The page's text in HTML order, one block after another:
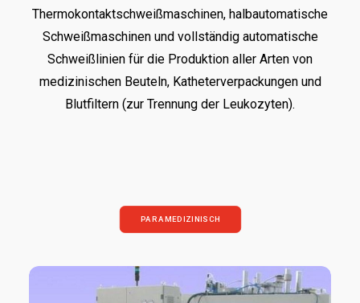
Thermokontaktschweißmaschinen, halbautomatische
Schweißmaschinen und vollständig automatische
Schweißlinien für die Produktion aller Arten von
medizinischen Beuteln, Katheterverpackungen und
Blutfiltern (zur Trennung der Leukozyten).
PARAMEDIZINISCH